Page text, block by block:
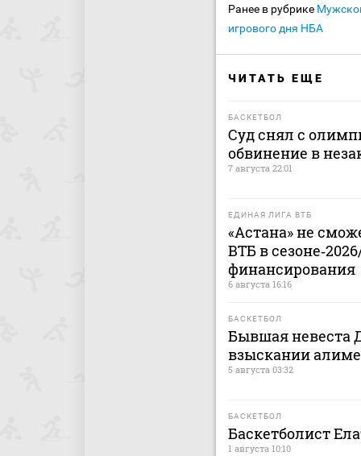
Ранее в рубрике
игрового дня НБА
ЧИТАТЬ ЕЩЕ
БАСКЕТБОЛ
Суд снял с
обвинение в
7 августа 22:01
ЕДИНАЯ ЛИГА ВТБ
«Астана» не
ВТБ в
финансирования
6 августа 16:16
БАСКЕТБОЛ
Бывшая невеста
взыскании
5 августа 03:32
БАСКЕТБОЛ
Баскетболист
1 августа 10:10